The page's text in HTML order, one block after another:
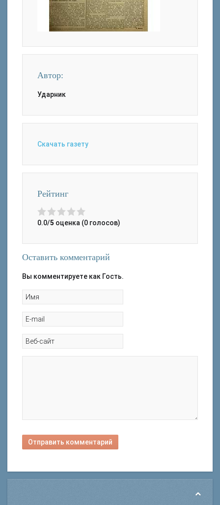
Автор:
Ударник
Скачать газету
Рейтинг
0.0/5 оценка (0 голосов)
Оставить комментарий
Вы комментируете как Гость.
Отправить комментарий